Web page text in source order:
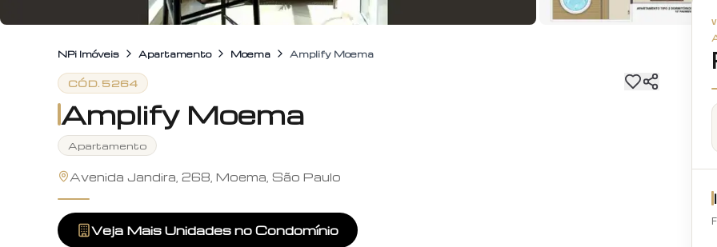
NPi Imóveis Apartamento Moema Amplify Moema
CÓD. 5264
Amplify Moema
Apartamento
Avenida Jandira, 268, Moema, São Paulo
Veja Mais Unidades no Condomínio